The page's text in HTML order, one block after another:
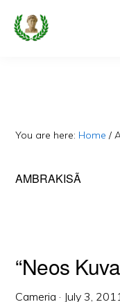
Skip
Faqe
Dedikuar
You are here: Home /
AMBRAKISÃ
“Neos
Cameria · July 3,